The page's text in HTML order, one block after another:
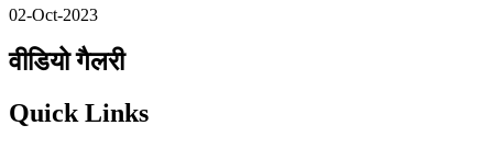
02-Oct-2023
वीडियो गैलरी
Quick Links